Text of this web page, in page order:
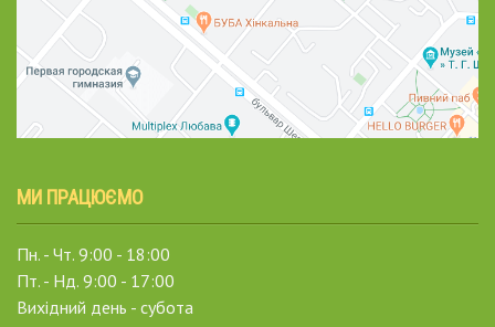
МИ ПРАЦЮЄМО
Пн. - Чт. 9:00 - 18:00
Пт. - Нд. 9:00 - 17:00
Вихідний день - субота